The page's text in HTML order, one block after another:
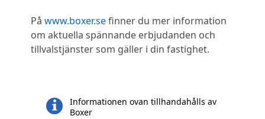
På www.boxer.sefinner du mer information
om aktuella spännande erbjudanden och
tillvalstjänster som gäller i din fastighet.
Informationen ovan tillhandahålls av
Boxer